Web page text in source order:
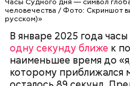
человечества / Фото: Скриншот
русском)»
В январе 2025 года
одну секунду ближе к
наименьшее время до
которому приближался
катастрофа
достигнет полуночи.
как ближе, так и дальше
году часы Судного дня
время показали свое
время — без двух минут